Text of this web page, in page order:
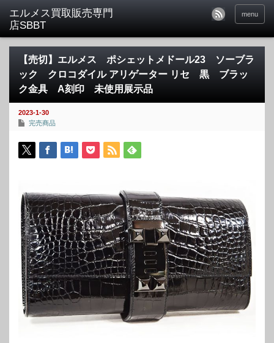
menu
【売切】エルメス ポシェットメドール23 ソーブラ
ック クロコダイル アリゲーター リセ 黒 ブラッ
ク金具 A刻印 未使用展示品
2023-1-30
完売商品